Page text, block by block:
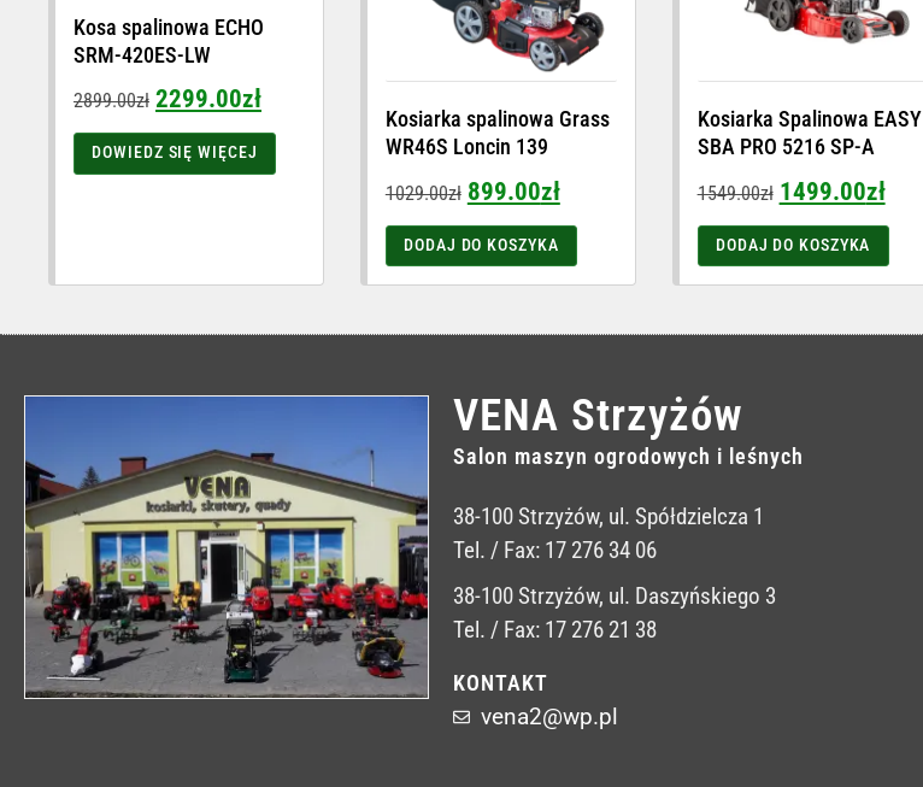
Kosa spalinowa ECHO
SRM-420ES-LW
2899.00zł 2299.00zł
DOWIEDZ SIĘ WIĘCEJ
Kosiarka spalinowa Grass
WR46S Loncin 139
1029.00zł 899.00zł
DODAJ DO KOSZYKA
Kosiarka Spalinowa EASY
SBA PRO 5216 SP-A
1549.00zł 1499.00zł
DODAJ DO KOSZYKA
VENA Strzyżów
Salon maszyn ogrodowych i leśnych
38-100 Strzyżów, ul. Spółdzielcza 1
Tel. / Fax: 17 276 34 06
38-100 Strzyżów, ul. Daszyńskiego 3
Tel. / Fax: 17 276 21 38
KONTAKT
vena2@wp.pl